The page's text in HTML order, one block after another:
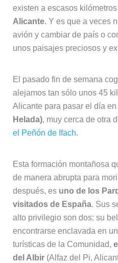
existen a escasos
Alicante. Y es que a veces
avión y cambiar de país o
unos paisajes preciosos y
El pasado fin de semana
alejamos tan sólo unos 45
Alicante para pasar el día en
Helada), muy cerca de otra
el Peñón de Ifach.
Esta formación montañosa
de manera abrupta para
después, es uno de los
visitados de España. Sus
alto privilegio son dos: su
encontrarse enclavada en
turísticas de la Comunidad,
del Albir(Alfaz del Pi,